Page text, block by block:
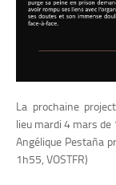
La prochaine
lieu mardi 4 mars de
Angélique Pestaña
1h55, VOSTFR)